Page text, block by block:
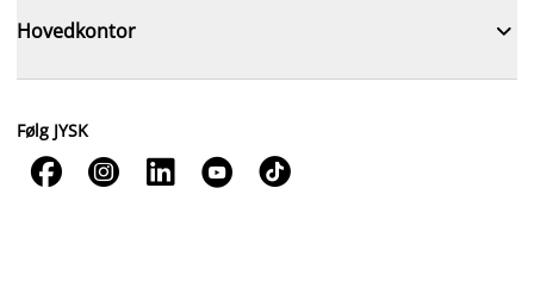
Hovedkontor 
Følg JYSK
    